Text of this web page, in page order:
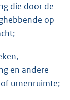
die door de
op
en andere
urnenruimte;